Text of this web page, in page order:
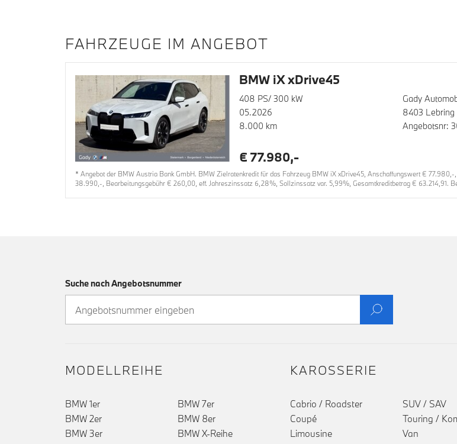
FAHRZEUGE IM ANGEBOT
BMW iX xDrive45
408 PS/ 300 kW
05.2026
8.000 km
Gady
8403 Lebring
Angebotsnr:
€ 77.980,-
* Angebot der BMW Austria Bank GmbH. BMW Zielratenkredit für das Fahrzeug BMW iX xDrive45, Anschaffungswert €
38.990,-, Bearbeitungsgebühr € 260,00, eff. Jahreszinssatz 6,28%, Sollzinssatz var. 5,99%, Gesamtkreditbetrag € 63.214,91.
Suche nach Angebotsnummer
MODELLREIHE
BMW 1er
BMW 2er
BMW 3er
BMW 7er
BMW 8er
BMW X-Reihe
KAROSSERIE
Cabrio / Roadster
Coupé
Limousine
SUV / SAV
Touring /
Van